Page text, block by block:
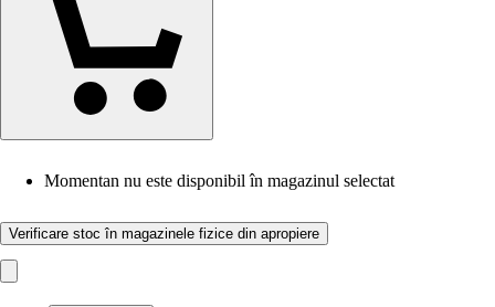
Momentan nu este disponibil în magazinul selectat
Verificare stoc în magazinele fizice din apropiere